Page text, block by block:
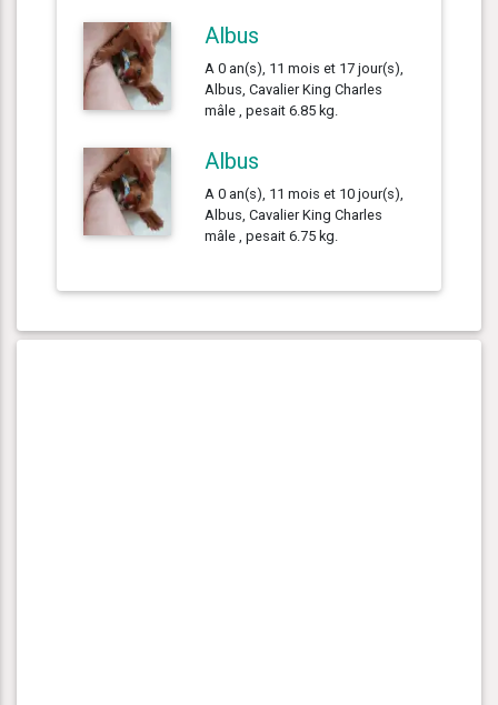
Albus
A 0 an(s), 11 mois et 17 jour(s),
Albus, Cavalier King Charles
mâle , pesait 6.85 kg.
Albus
A 0 an(s), 11 mois et 10 jour(s),
Albus, Cavalier King Charles
mâle , pesait 6.75 kg.